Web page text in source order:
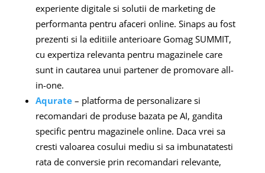
experiente digitale si solutii de marketing de
performanta pentru afaceri online. Sinaps au fost
prezenti si la editiile anterioare Gomag SUMMIT,
cu expertiza relevanta pentru magazinele care
sunt in cautarea unui partener de promovare all-
in-one.
Aqurate – platforma de personalizare si
recomandari de produse bazata pe AI, gandita
specific pentru magazinele online. Daca vrei sa
cresti valoarea cosului mediu si sa imbunatatesti
rata de conversie prin recomandari relevante,